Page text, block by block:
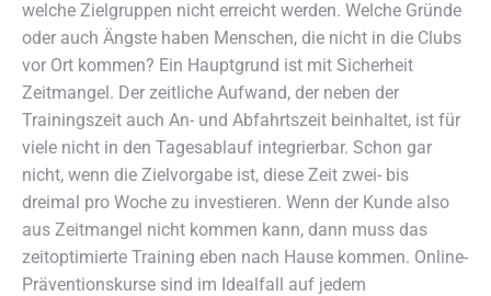
welche Zielgruppen nicht erreicht werden. Welche Gründe
oder auch Ängste haben Menschen, die nicht in die Clubs
vor Ort kommen? Ein Hauptgrund ist mit Sicherheit
Zeitmangel. Der zeitliche Aufwand, der neben der
Trainingszeit auch An- und Abfahrtszeit beinhaltet, ist für
viele nicht in den Tagesablauf integrierbar. Schon gar
nicht, wenn die Zielvorgabe ist, diese Zeit zwei- bis
dreimal pro Woche zu investieren. Wenn der Kunde also
aus Zeitmangel nicht kommen kann, dann muss das
zeitoptimierte Training eben nach Hause kommen. Online-
Präventionskurse sind im Idealfall auf jedem